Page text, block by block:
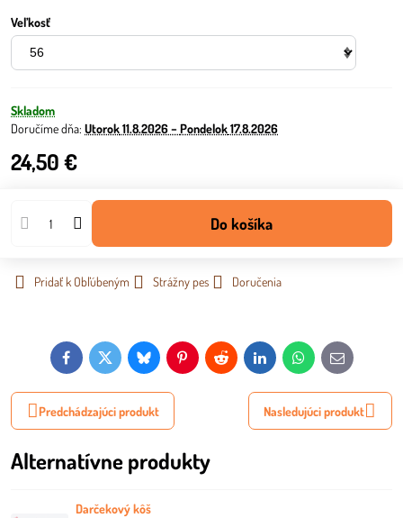
Veľkosť
Skladom
Doručíme dňa: Utorok11.8.2026 − Pondelok17.8.2026
24,50 €
Do košíka
Pridať k Obľúbeným Strážny pes Doručenia
FacebookTwitter BlueskyPinterestReddit LinkedInWhatsApp
E-
mail
Predchádzajúci produkt Nasledujúci produkt
Alternatívne produkty
Darčekový kôš